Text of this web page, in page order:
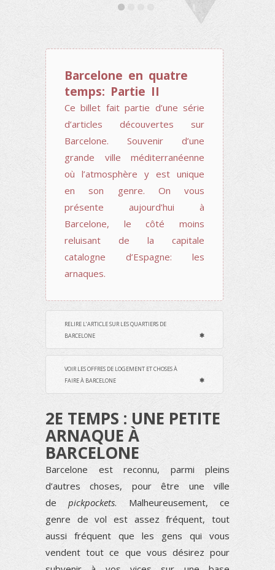
Barcelone en quatre
temps: Partie II
Ce billet fait partie d’une série
d’articles découvertes sur
Barcelone. Souvenir d’une
grande ville méditerranéenne
où l’atmosphère y est unique
en son genre. On vous
présente aujourd’hui à
Barcelone, le côté moins
reluisant de la capitale
catalogne d’Espagne: les
arnaques.
RELIRE L’ARTICLE SUR LES QUARTIERS DE
BARCELONE
VOIR LES OFFRES DE LOGEMENT ET CHOSES À
FAIRE À BARCELONE
2E TEMPS : UNE PETITE
ARNAQUE À
BARCELONE
Barcelone est reconnu, parmi pleins
d’autres choses, pour être une ville
depickpockets. Malheureusement, ce
genre de vol est assez fréquent, tout
aussi fréquent que les gens qui vous
vendent tout ce que vous désirez pour